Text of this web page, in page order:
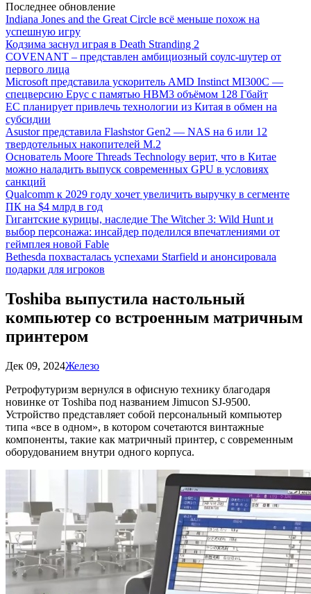
Последнее обновление
Indiana Jones and the Great Circle всё меньше похож на
успешную игру
Кодзима заснул играя в Death Stranding 2
COVENANT – представлен амбициозный соулс-шутер от
первого лица
Microsoft представила ускоритель AMD Instinct MI300C —
спецверсию Epyc с памятью HBM3 объёмом 128 Гбайт
ЕС планирует привлечь технологии из Китая в обмен на
субсидии
Asustor представила Flashstor Gen2 — NAS на 6 или 12
твердотельных накопителей M.2
Основатель Moore Threads Technology верит, что в Китае
можно наладить выпуск современных GPU в условиях
санкций
Qualcomm к 2029 году хочет увеличить выручку в сегменте
ПК на $4 млрд в год
Гигантские курицы, наследие The Witcher 3: Wild Hunt и
выбор персонажа: инсайдер поделился впечатлениями от
геймплея новой Fable
Bethesda похвасталась успехами Starfield и анонсировала
подарки для игроков
Toshiba выпустила настольный
компьютер со встроенным матричным
принтером
Дек 09, 2024Железо
Ретрофутуризм вернулся в офисную технику благодаря
новинке от Toshiba под названием Jimucon SJ-9500.
Устройство представляет собой персональный компьютер
типа «все в одном», в котором сочетаются винтажные
компоненты, такие как матричный принтер, с современным
оборудованием внутри одного корпуса.